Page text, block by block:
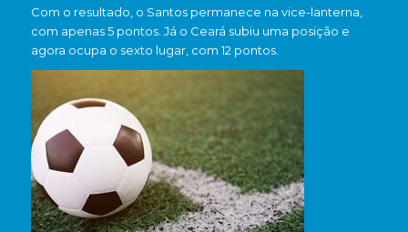
Com o resultado, o Santos permanece na vice-lanterna,
com apenas 5 pontos. Já o Ceará subiu uma posição e
agora ocupa o sexto lugar, com 12 pontos.